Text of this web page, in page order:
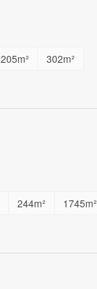
205m²
302m²
244m²
1745m²